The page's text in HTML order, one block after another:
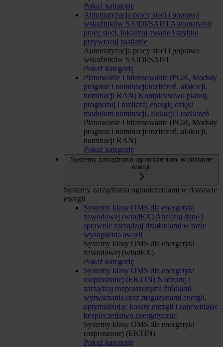
Pokaż kategorię
Automatyzacja pracy sieci i poprawa
wskaźników SAIDI/SAIFI Automatyzuj
pracę sieci, lokalizuj awarie i szybko
przywracaj zasilanie
Automatyzacja pracy sieci i poprawa
wskaźników SAIDI/SAIFI
Pokaż kategorię
Planowanie i bilansowanie (PGB, Moduły
prognoz i nominacji/rozliczeń, alokacji,
nominacji RAN) Kompleksowo planuj,
prognozuj i rozliczaj energię dzięki
modułom nominacji, alokacji i rozliczeń
Planowanie i bilansowanie (PGB, Moduły
prognoz i nominacji/rozliczeń, alokacji,
nominacji RAN)
Pokaż kategorię
Systemy zarządzania ograniczeniami w dostawie
energii
Systemy zarządzania ograniczeniami w dostawie
energii
Systemy klasy OMS dla energetyki
zawodowej (windEX) Analizuj dane i
sprawnie zarządzaj działaniami w razie
wystąpienia awarii
Systemy klasy OMS dla energetyki
zawodowej (windEX)
Pokaż kategorię
Systemy klasy OMS dla energetyki
rozproszonej (EKTIN) Nadzoruj i
zarządzaj rozproszonymi źródłami
wytwarzania oraz magazynami energii,
optymalizując koszty energii i zapewniając
bezpieczeństwo energetyczne
Systemy klasy OMS dla energetyki
rozproszonej (EKTIN)
Pokaż kategorię